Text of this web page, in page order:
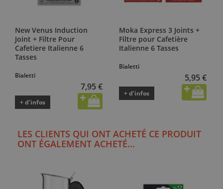
New Venus Induction
Joint + Filtre Pour
Cafetiere Italienne 6
Tasses
Bialetti
7,95 €
+ d’infos
Moka Express 3 Joints +
Filtre pour Cafetière
Italienne 6 Tasses
Bialetti
5,95 €
+ d’infos
LES CLIENTS QUI ONT ACHETÉ CE PRODUIT
ONT ÉGALEMENT ACHETÉ...